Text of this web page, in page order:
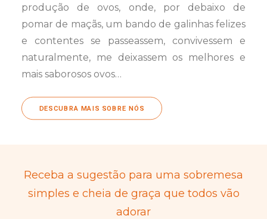
produção de ovos, onde, por debaixo de
pomar de maçãs, um bando de galinhas felizes
e contentes se passeassem, convivessem e
naturalmente, me deixassem os melhores e
mais saborosos ovos…
DESCUBRA MAIS SOBRE NÓS
Receba a sugestão para uma sobremesa
simples e cheia de graça que todos vão
adorar